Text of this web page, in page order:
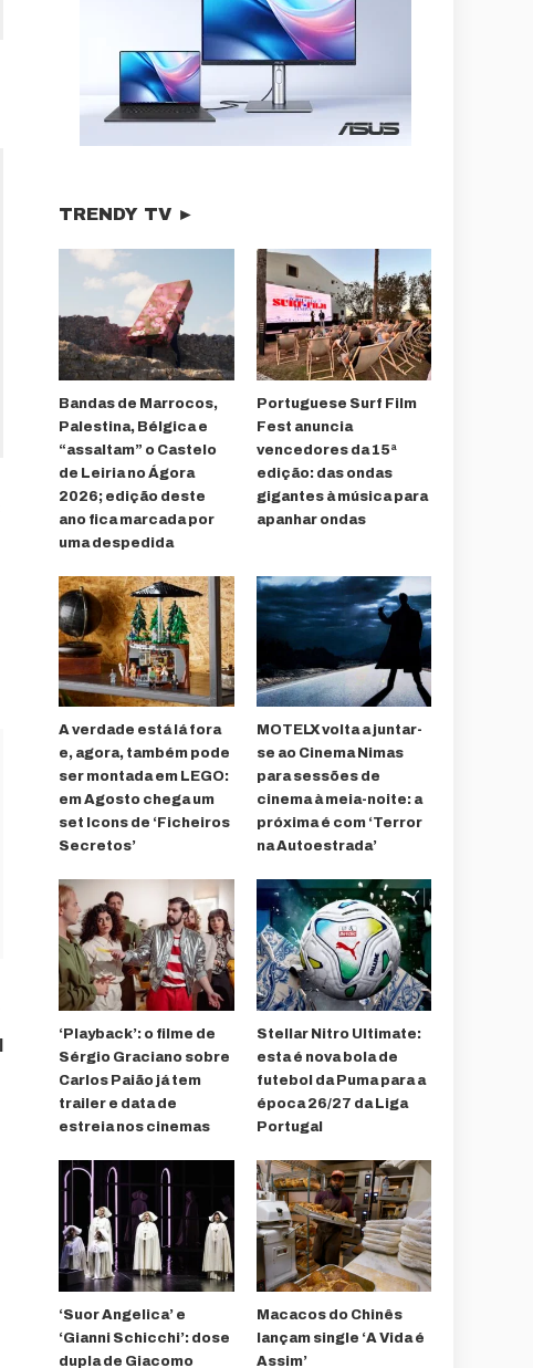
TRENDY TV ►
Bandas de Marrocos,
Palestina, Bélgica e
“assaltam” o Castelo
de Leiria no Ágora
2026; edição deste
ano fica marcada por
uma despedida
Portuguese Surf Film
Fest anuncia
vencedores da 15ª
edição: das ondas
gigantes à música para
apanhar ondas
A verdade está lá fora
e, agora, também pode
ser montada em LEGO:
em Agosto chega um
set Icons de ‘Ficheiros
Secretos’
MOTELX volta a juntar-
se ao Cinema Nimas
para sessões de
cinema à meia-noite: a
próxima é com ‘Terror
na Autoestrada’
‘Playback’: o filme de
Sérgio Graciano sobre
Carlos Paião já tem
trailer e data de
estreia nos cinemas
Stellar Nitro Ultimate:
esta é nova bola de
futebol da Puma para a
época 26/27 da Liga
Portugal
‘Suor Angelica’ e
‘Gianni Schicchi’: dose
dupla de Giacomo
Macacos do Chinês
lançam single ‘A Vida é
Assim’